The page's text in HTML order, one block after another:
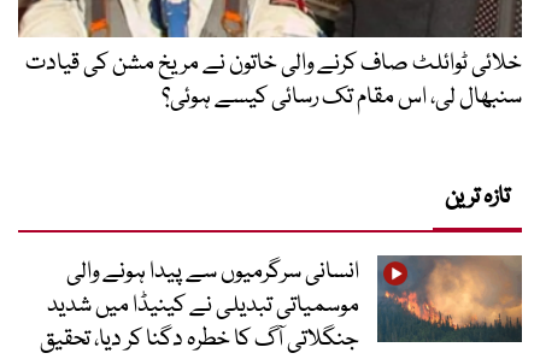
خلائی ٹوائلٹ صاف کرنے والی خاتون نے مریخ مشن کی قیادت
سنبھال لی، اس مقام تک رسائی کیسے ہوئی؟
تازہ ترین
انسانی سرگرمیوں سے پیدا ہونے والی
موسمیاتی تبدیلی نے کینیڈا میں شدید
جنگلاتی آگ کا خطرہ دگنا کر دیا، تحقیق